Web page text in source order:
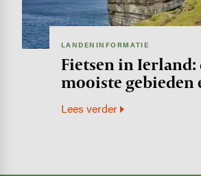
LANDENINFORMATIE
Fietsen in Ierland:
mooiste gebieden
Lees verder